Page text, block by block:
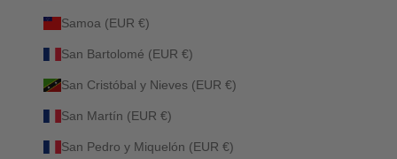
Samoa (EUR €)
San Bartolomé (EUR €)
San Cristóbal y Nieves (EUR €)
San Martín (EUR €)
San Pedro y Miquelón (EUR €)